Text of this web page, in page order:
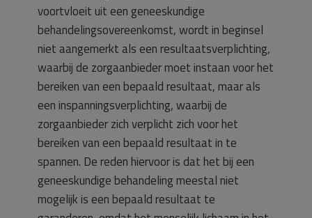
voortvloeit uit een geneeskundige
behandelingsovereenkomst, wordt in beginsel
niet aangemerkt als een resultaatsverplichting,
waarbij de zorgaanbieder moet instaan voor het
bereiken van een bepaald resultaat, maar als
een inspanningsverplichting, waarbij de
zorgaanbieder zich verplicht zich voor het
bereiken van een bepaald resultaat in te
spannen. De reden hiervoor is dat het bij een
geneeskundige behandeling meestal niet
mogelijk is een bepaald resultaat te